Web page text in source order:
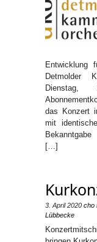
Entwicklung
Detmolder
das Konzert
mit
[…]
3. April 2020 cho
Lübbecke